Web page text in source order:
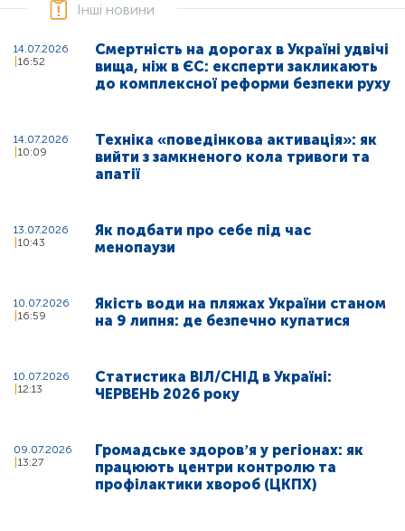
Інші новини
14.07.2026
16:52
Смертність на дорогах в Україні удвічі
вища, ніж в ЄС: експерти закликають
до комплексної реформи безпеки руху
14.07.2026
10:09
Техніка «поведінкова активація»: як
вийти з замкненого кола тривоги та
апатії
13.07.2026
10:43
Як подбати про себе під час
менопаузи
10.07.2026
16:59
Якість води на пляжах України станом
на 9 липня: де безпечно купатися
10.07.2026
12:13
Статистика ВІЛ/СНІД в Україні:
ЧЕРВЕНЬ 2026 року
09.07.2026
13:27
Громадське здоровʼя у регіонах: як
працюють центри контролю та
профілактики хвороб (ЦКПХ)